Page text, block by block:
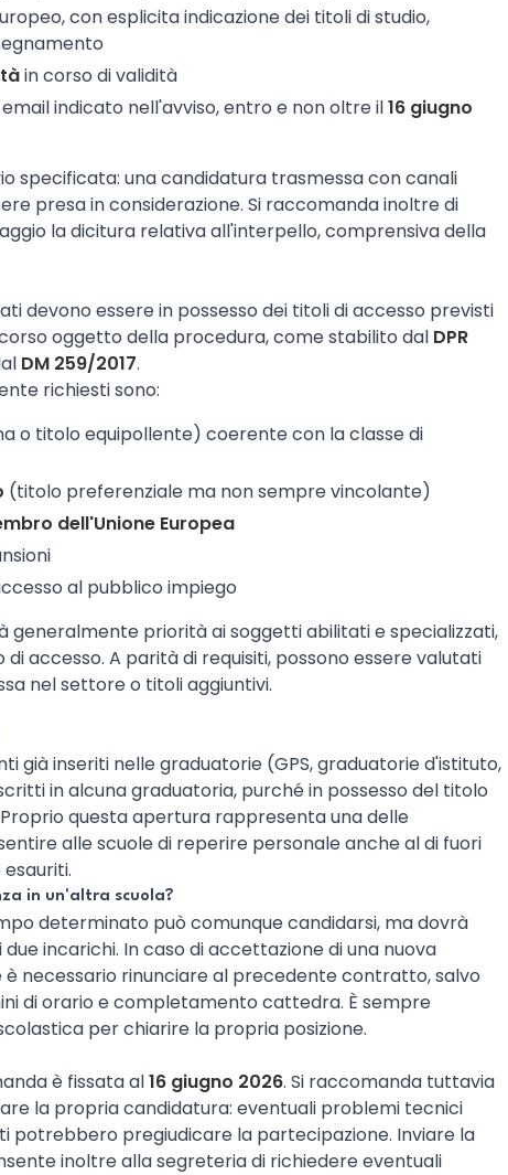
con esplicita indicazione dei titoli di studio,
in corso di validità
email indicato nell'avviso, entro e non oltre il16 giugno
specificata: una candidatura trasmessa con canali
presa in considerazione. Si raccomanda inoltre di
la dicitura relativa all'interpello, comprensiva della
devono essere in possesso dei titoli di accesso previsti
oggetto della procedura, come stabilito dal DPR
DM 259/2017.
richiesti sono:
o titolo equipollente) coerente con la classe di
(titolo preferenziale ma non sempre vincolante)
dell'Unione Europea
al pubblico impiego
generalmente priorità ai soggetti abilitati e specializzati,
accesso. A parità di requisiti, possono essere valutati
nel settore o titoli aggiuntivi.
già inseriti nelle graduatorie (GPS, graduatorie d'istituto,
in alcuna graduatoria, purché in possesso del titolo
questa apertura rappresenta una delle
alle scuole di reperire personale anche al di fuori
in un'altra scuola?
determinato può comunque candidarsi, ma dovrà
incarichi. In caso di accettazione di una nuova
necessario rinunciare al precedente contratto, salvo
di orario e completamento cattedra. È sempre
per chiarire la propria posizione.
è fissata al16 giugno 2026. Si raccomanda tuttavia
la propria candidatura: eventuali problemi tecnici
potrebbero pregiudicare la partecipazione. Inviare la
inoltre alla segreteria di richiedere eventuali